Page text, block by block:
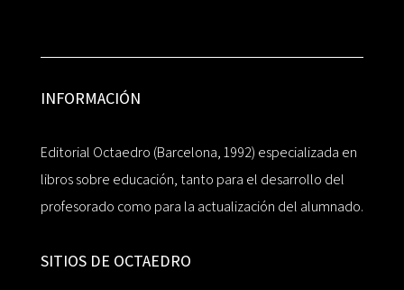
INFORMACIÓN
Editorial Octaedro (Barcelona, 1992) especializada en
libros sobre educación, tanto para el desarrollo del
profesorado como para la actualización del alumnado.
SITIOS DE OCTAEDRO